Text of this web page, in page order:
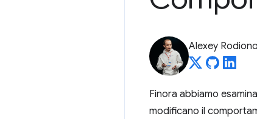
Alexey
Finora abbiamo
modificano il